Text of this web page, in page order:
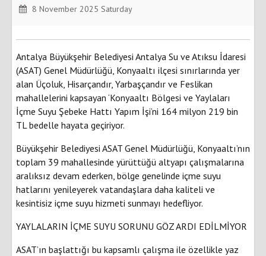
8 November 2025 Saturday
Antalya Büyükşehir Belediyesi Antalya Su ve Atıksu İdaresi
(ASAT) Genel Müdürlüğü, Konyaaltı ilçesi sınırlarında yer
alan Üçoluk, Hisarçandır, Yarbaşçandır ve Feslikan
mahallelerini kapsayan ‘Konyaaltı Bölgesi ve Yaylaları
İçme Suyu Şebeke Hattı Yapım İşi’ni 164 milyon 219 bin
TL bedelle hayata geçiriyor.
Büyükşehir Belediyesi ASAT Genel Müdürlüğü, Konyaaltı’nın
toplam 39 mahallesinde yürüttüğü altyapı çalışmalarına
aralıksız devam ederken, bölge genelinde içme suyu
hatlarını yenileyerek vatandaşlara daha kaliteli ve
kesintisiz içme suyu hizmeti sunmayı hedefliyor.
YAYLALARIN İÇME SUYU SORUNU GÖZ ARDI EDİLMİYOR
ASAT’ın başlattığı bu kapsamlı çalışma ile özellikle yaz